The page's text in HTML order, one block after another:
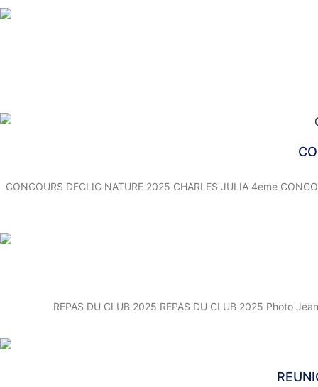
CONCOURS DECLIC NATURE 2025 CHARLES JULIA 4eme
REPAS DU CLUB 2025 REPAS DU CLUB 2025 Photo